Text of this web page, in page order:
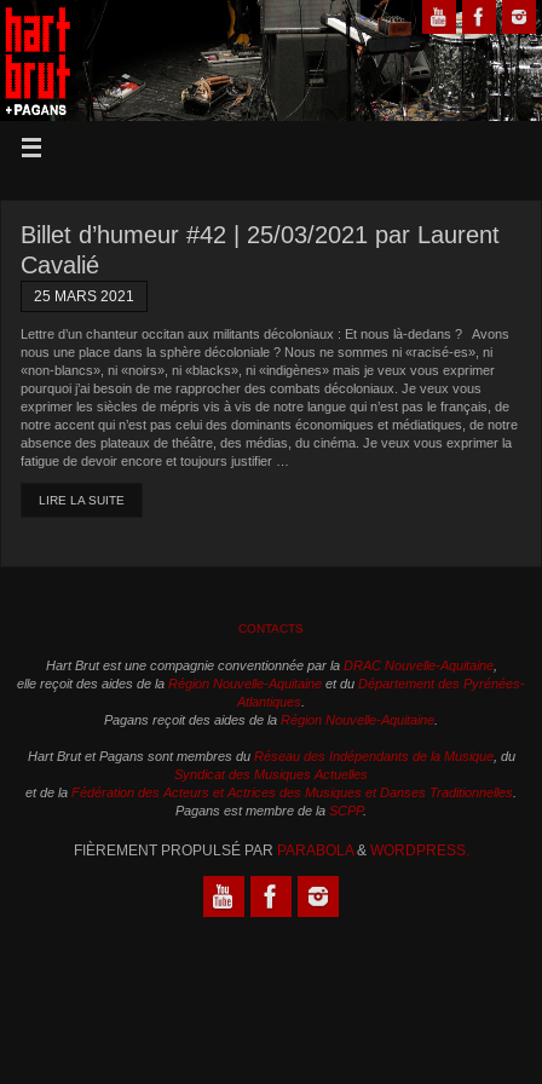
Billet d’humeur #42 | 25/03/2021 par Laurent
Cavalié
25 MARS 2021
Lettre d’un chanteur occitan aux militants décoloniaux : Et nous là-dedans ? Avons
nous une place dans la sphère décoloniale ? Nous ne sommes ni «racisé-es», ni
«non-blancs», ni «noirs», ni «blacks», ni «indigènes» mais je veux vous exprimer
pourquoi j’ai besoin de me rapprocher des combats décoloniaux. Je veux vous
exprimer les siècles de mépris vis à vis de notre langue qui n’est pas le français, de
notre accent qui n’est pas celui des dominants économiques et médiatiques, de notre
absence des plateaux de théâtre, des médias, du cinéma. Je veux vous exprimer la
fatigue de devoir encore et toujours justifier …
LIRE LA SUITE
CONTACTS
Hart Brut est une compagnie conventionnée par la DRAC Nouvelle-Aquitaine,
elle reçoit des aides de la Région Nouvelle-Aquitaine et du Département des Pyrénées-
Atlantiques
Pagans reçoit des aides de la Région Nouvelle-Aquitaine
Hart Brut et Pagans sont membres du Réseau des Indépendants de la Musique, du
Syndicat des Musiques Actuelles
et de la Fédération des Acteurs et Actrices des Musiques et Danses Traditionnelles
Pagans est membre de la SCPP.
FIÈREMENT PROPULSÉ PAR PARABOLA& WORDPRESS.